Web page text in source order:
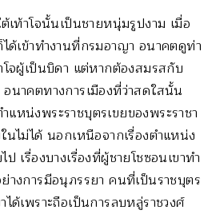
เท้าโจนั้นเป็นชายหนุ่มรูปงาม เมื่อ
ด้เข้าทำงานที่กรมอาญา อนาคตดูท่า
โจผู้เป็นบิดา แต่หากต้องสมรสกับ
นาคตทางการเมืองที่ว่าสดใสนั้น
แหน่งพระราชบุตรเขยของพระราชา
นไม่ได้ นอกเหนือจากเรื่องตำแหน่ง
เรื่องบางเรื่องที่ผู้ชายโชซอนเขาทำ
างการมีอนุภรรยา คนที่เป็นราชบุตร
ด้เพราะถือเป็นการลบหลู่ราชวงศ์